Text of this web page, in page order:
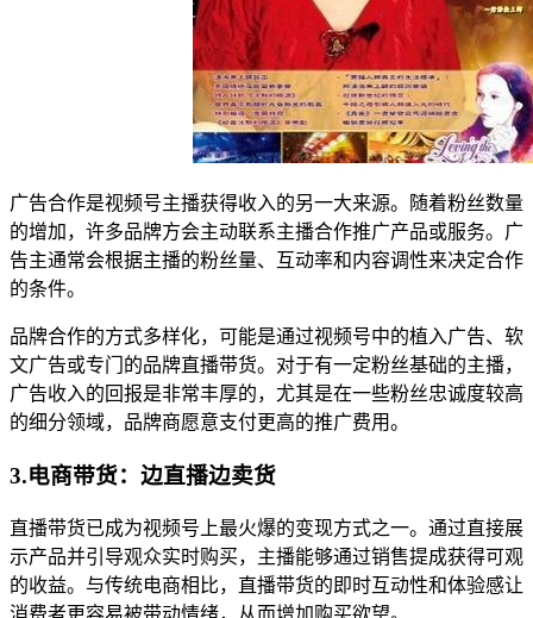
广告合作是视频号主播获得收入的另一大来源。随着粉丝数量
的增加，许多品牌方会主动联系主播合作推广产品或服务。广
告主通常会根据主播的粉丝量、互动率和内容调性来决定合作
的条件。
品牌合作的方式多样化，可能是通过视频号中的植入广告、软
文广告或专门的品牌直播带货。对于有一定粉丝基础的主播，
广告收入的回报是非常丰厚的，尤其是在一些粉丝忠诚度较高
的细分领域，品牌商愿意支付更高的推广费用。
3.电商带货：边直播边卖货
直播带货已成为视频号上最火爆的变现方式之一。通过直接展
示产品并引导观众实时购买，主播能够通过销售提成获得可观
的收益。与传统电商相比，直播带货的即时互动性和体验感让
消费者更容易被带动情绪，从而增加购买欲望。